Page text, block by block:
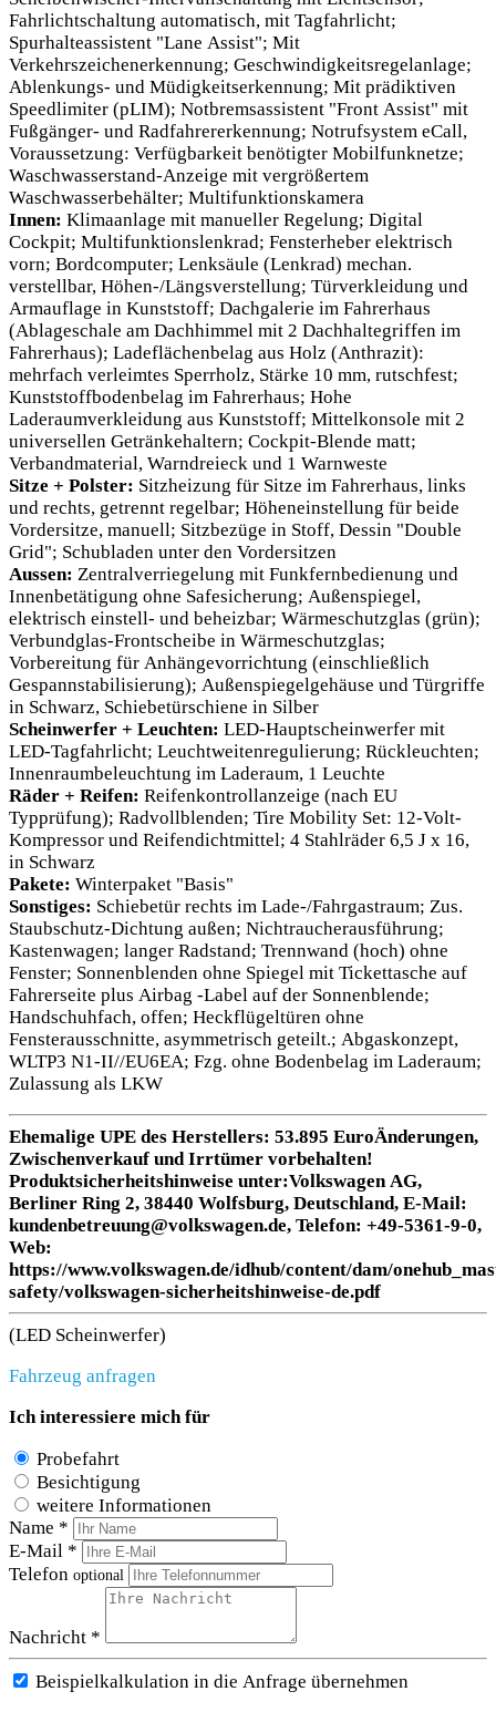
Fahrlichtschaltung automatisch, mit Tagfahrlicht;
Spurhalteassistent "Lane Assist"; Mit
Verkehrszeichenerkennung; Geschwindigkeitsregelanlage;
Ablenkungs- und Müdigkeitserkennung; Mit prädiktiven
Speedlimiter (pLIM); Notbremsassistent "Front Assist" mit
Fußgänger- und Radfahrererkennung; Notrufsystem eCall,
Voraussetzung: Verfügbarkeit benötigter Mobilfunknetze;
Waschwasserstand-Anzeige mit vergrößertem
Waschwasserbehälter; Multifunktionskamera
Innen: Klimaanlage mit manueller Regelung; Digital
Cockpit; Multifunktionslenkrad; Fensterheber elektrisch
vorn; Bordcomputer; Lenksäule (Lenkrad) mechan.
verstellbar, Höhen-/Längsverstellung; Türverkleidung und
Armauflage in Kunststoff; Dachgalerie im Fahrerhaus
(Ablageschale am Dachhimmel mit 2 Dachhaltegriffen im
Fahrerhaus); Ladeflächenbelag aus Holz (Anthrazit):
mehrfach verleimtes Sperrholz, Stärke 10 mm, rutschfest;
Kunststoffbodenbelag im Fahrerhaus; Hohe
Laderaumverkleidung aus Kunststoff; Mittelkonsole mit 2
universellen Getränkehaltern; Cockpit-Blende matt;
Verbandmaterial, Warndreieck und 1 Warnweste
Sitze + Polster: Sitzheizung für Sitze im Fahrerhaus, links
und rechts, getrennt regelbar; Höheneinstellung für beide
Vordersitze, manuell; Sitzbezüge in Stoff, Dessin "Double
Grid"; Schubladen unter den Vordersitzen
Aussen: Zentralverriegelung mit Funkfernbedienung und
Innenbetätigung ohne Safesicherung; Außenspiegel,
elektrisch einstell- und beheizbar; Wärmeschutzglas (grün);
Verbundglas-Frontscheibe in Wärmeschutzglas;
Vorbereitung für Anhängevorrichtung (einschließlich
Gespannstabilisierung); Außenspiegelgehäuse und Türgriffe
in Schwarz, Schiebetürschiene in Silber
Scheinwerfer + Leuchten: LED-Hauptscheinwerfer mit
LED-Tagfahrlicht; Leuchtweitenregulierung; Rückleuchten;
Innenraumbeleuchtung im Laderaum, 1 Leuchte
Räder + Reifen: Reifenkontrollanzeige (nach EU
Typprüfung); Radvollblenden; Tire Mobility Set: 12-Volt-
Kompressor und Reifendichtmittel; 4 Stahlräder 6,5 J x 16,
in Schwarz
Pakete: Winterpaket "Basis"
Sonstiges: Schiebetür rechts im Lade-/Fahrgastraum; Zus.
Staubschutz-Dichtung außen; Nichtraucherausführung;
Kastenwagen; langer Radstand; Trennwand (hoch) ohne
Fenster; Sonnenblenden ohne Spiegel mit Tickettasche auf
Fahrerseite plus Airbag -Label auf der Sonnenblende;
Handschuhfach, offen; Heckflügeltüren ohne
Fensterausschnitte, asymmetrisch geteilt.; Abgaskonzept,
WLTP3 N1-II//EU6EA; Fzg. ohne Bodenbelag im Laderaum;
Zulassung als LKW
Ehemalige UPE des Herstellers: 53.895 EuroÄnderungen,
Zwischenverkauf und Irrtümer vorbehalten!
Produktsicherheitshinweise unter:Volkswagen AG,
Berliner Ring 2, 38440 Wolfsburg, Deutschland, E-Mail:
kundenbetreuung@volkswagen.de, Telefon: +49-5361-9-0,
Web:
https://www.volkswagen.de/idhub/content/dam/
safety/volkswagen-sicherheitshinweise-de.pdf
(LED Scheinwerfer)
Fahrzeug anfragen
Ich interessiere mich für
Probefahrt
Besichtigung
weitere Informationen
Name *
E-Mail *
Telefon optional
Nachricht *
Beispielkalkulation in die Anfrage übernehmen